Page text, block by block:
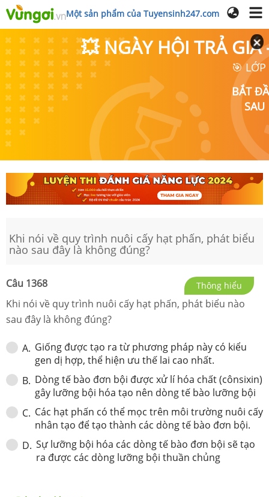
Một sản phẩm của Tuyensinh247.com
💥 NGÀY HỘI TRẢ GIÁ
🎯
BẮT
SAU
Khi nói về quy trình nuôi cấy hạt phấn, phát biểu
nào sau đây là không đúng?
Câu 1368 Thông hiểu
Khi nói về quy trình nuôi cấy hạt phấn, phát biểu nào
sau đây là không đúng?
A. Giống được tạo ra từ phương pháp này có kiểu
gen dị hợp, thể hiện ưu thế lai cao nhất.
B. Dòng tế bào đơn bội được xử lí hóa chất (cônsixin)
gây lưỡng bội hóa tạo nên dòng tế bào lưỡng bội
C. Các hạt phấn có thể mọc trên môi trường nuôi cấy
nhân tạo để tạo thành các dòng tế bào đơn bội.
D. Sự lưỡng bội hóa các dòng tế bào đơn bội sẽ tạo
ra được các dòng lưỡng bội thuần chủng